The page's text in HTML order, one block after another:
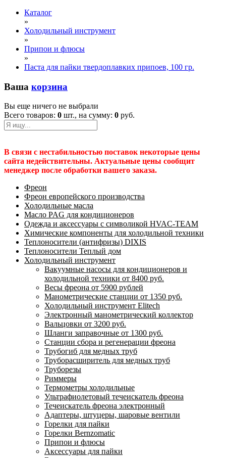
Каталог
»
Холодильный инструмент
»
Припои и флюсы
»
Паста для пайки твердоплавких припоев, 100 гр.
Ваша корзина
Вы еще ничего не выбрали
Всего товаров: 0 шт., на сумму: 0 руб.
В связи с нестабильностью поставок некоторые цены
сайта недействительны. Актуальные цены сообщит
менеджер после обработки вашего заказа.
Фреон
Фреон европейского производства
Холодильные масла
Масло PAG для кондиционеров
Одежда и аксессуары с символикой HVAC-TEAM
Химические компоненты для холодильной техники
Теплоносители (антифризы) DIXIS
Теплоносители Теплый дом
Холодильный инструмент
Вакуумные насосы для кондиционеров и
холодильной техники от 8400 руб.
Весы фреона от 5900 рублей
Манометрические станции от 1350 руб.
Холодильный инструмент Elitech
Электронный манометрический коллектор
Вальцовки от 3200 руб.
Шланги заправочные от 1300 руб.
Станции сбора и регенерации фреона
Трубогиб для медных труб
Труборасширитель для медных труб
Труборезы
Риммеры
Термометры холодильные
Ультрафиолетовый течеискатель фреона
Течеискатель фреона электронный
Адаптеры, штуцеры, шаровые вентили
Горелки для пайки
Горелки Bernzomatic
Припои и флюсы
Аксессуары для пайки